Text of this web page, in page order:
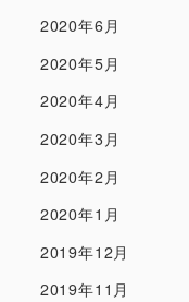
2020年6月
2020年5月
2020年4月
2020年3月
2020年2月
2020年1月
2019年12月
2019年11月